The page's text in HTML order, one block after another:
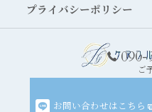
090-
ご
お問い合わせはこちら
プライバシーポリシー
© 2026 香川県高松市の鍼灸院な